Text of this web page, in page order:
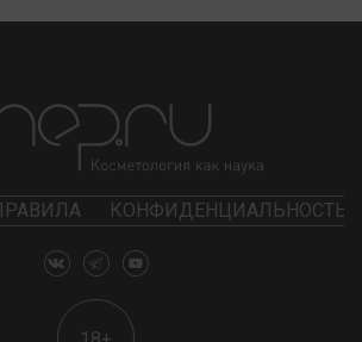
КОНФИДЕНЦИАЛЬНОСТЬ